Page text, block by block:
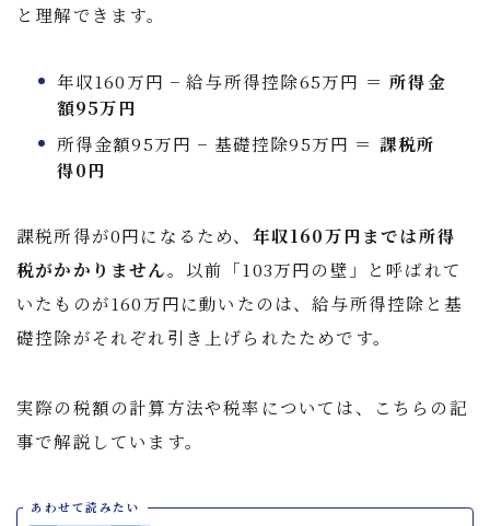
と理解できます。
年収160万円 − 給与所得控除65万円 ＝所得金
額95万円
所得金額95万円 − 基礎控除95万円 ＝ 課税所
得0円
課税所得が0円になるため、 年収160万円までは所得
税がかかりません。以前「103万円の壁」と呼ばれて
いたものが160万円に動いたのは、給与所得控除と基
礎控除がそれぞれ引き上げられたためです。
実際の税額の計算方法や税率については、こちらの記
事で解説しています。
あわせて読みたい